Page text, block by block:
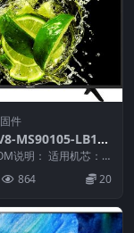
件
MS90105-LB1V
刷电视固件包下载
说明： 适用机芯：M
本：L46V8200-3D/...
864 20